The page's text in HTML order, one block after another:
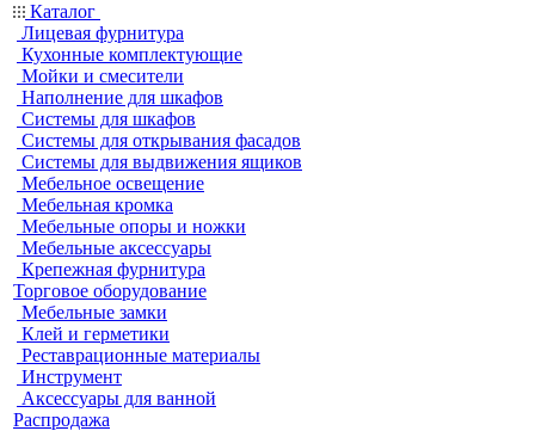
Каталог
Лицевая фурнитура
Кухонные комплектующие
Мойки и смесители
Наполнение для шкафов
Системы для шкафов
Системы для открывания фасадов
Системы для выдвижения ящиков
Мебельное освещение
Мебельная кромка
Мебельные опоры и ножки
Мебельные аксессуары
Крепежная фурнитура
Торговое оборудование
Мебельные замки
Клей и герметики
Реставрационные материалы
Инструмент
Аксессуары для ванной
Распродажа